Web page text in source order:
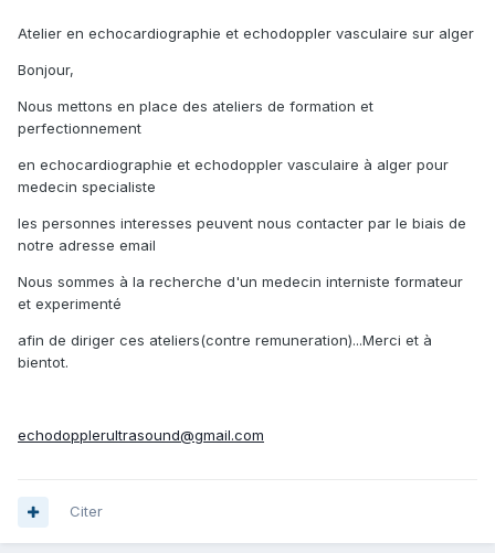
Atelier en echocardiographie et echodoppler vasculaire sur alger
Bonjour,
Nous mettons en place des ateliers de formation et
perfectionnement
en echocardiographie et echodoppler vasculaire à alger pour
medecin specialiste
les personnes interesses peuvent nous contacter par le biais de
notre adresse email
Nous sommes à la recherche d'un medecin interniste formateur
et experimenté
afin de diriger ces ateliers(contre remuneration)...Merci et à
bientot.
echodopplerultrasound@gmail.com
Citer